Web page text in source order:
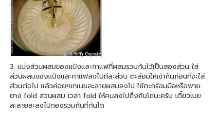
3. แบ่งส่วนผสมของแป้งและกาแฟที่ผสมรวมกันไว้เป็นสองส่วน ใส่
ส่วนผสมของแป้งและกาแฟลงไปทีละส่วน ตะล่อมให้เข้ากันก่อนที่จะใส่
ส่วนต่อไป แล้วค่อยๆเทเนยละลายผสมลงไป ใช้ตะกร้อมมือหรือพาย
ยาง fold ส่วนผสม เวลา fold ให้คนลงไปถึงก้นโถนะครับ เดี๋ยวเนย
ละลายละลงไปกองรวมกันที่ก้นโถ